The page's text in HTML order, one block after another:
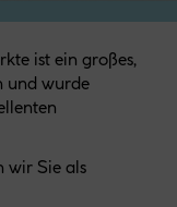
ist ein großes,
und wurde
wir Sie als